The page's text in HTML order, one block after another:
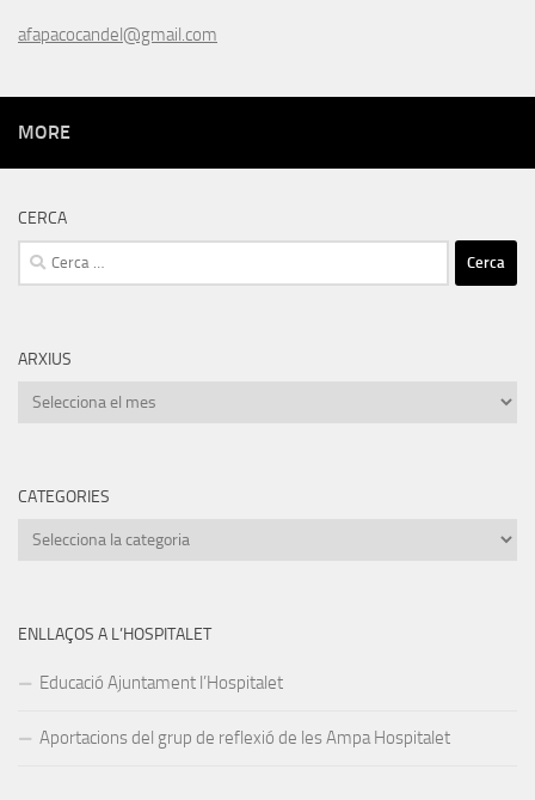
afapacocandel@gmail.com
MORE
CERCA
Cerca:
ARXIUS
Arxius
CATEGORIES
Categories
ENLLAÇOS A L’HOSPITALET
Educació Ajuntament l’Hospitalet
Aportacions del grup de reflexió de les Ampa Hospitalet